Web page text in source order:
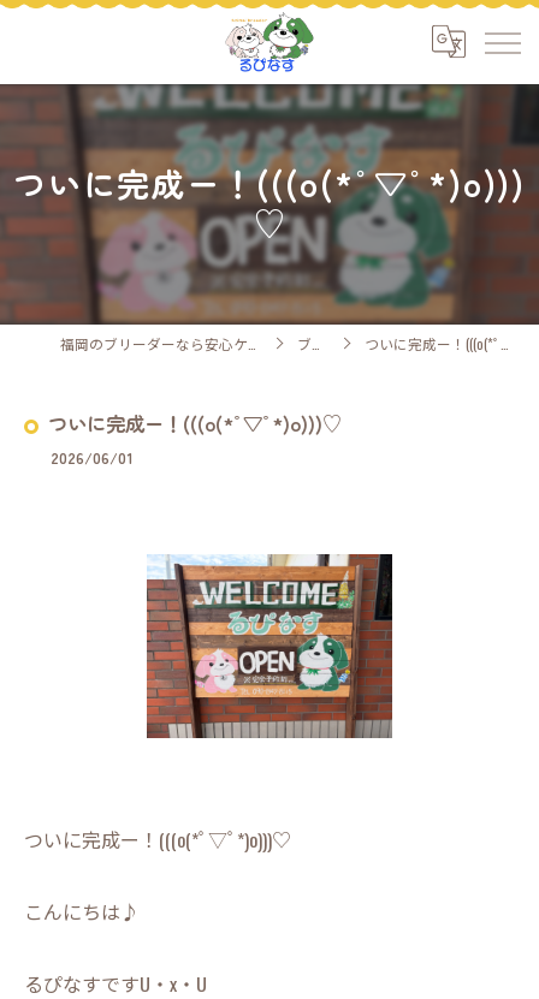
ついに完成ー！(((o(*ﾟ▽ﾟ*)o)))
♡
ブログ ついに完成ー！(((o(*ﾟ▽ﾟ*)o)))♡
ついに完成ー！(((o(*ﾟ▽ﾟ*)o)))♡
2026/06/01
ついに完成ー！(((o(*ﾟ▽ﾟ*)o)))♡
こんにちは♪
るぴなすですU・x・U